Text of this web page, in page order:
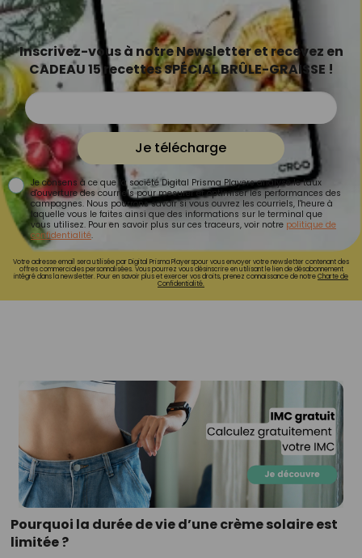
Inscrivez-vous à notre Newsletter et recevez en
CADEAU 15 recettes SPÉCIAL BRÛLE-GRAISSE !
Je télécharge
Je consens à ce que la société Digital Prisma Players analyse le taux
d'ouverture des courriels pour mesurer et optimiser les performances des
campagnes. Nous pourrons savoir si vous ouvrez les courriels, l'heure à
laquelle vous le faites ainsi que des informations sur le terminal que
vous utilisez. Pour en savoir plus sur ces traceurs, voir notre politique de
confidentialité.
Votre adresse email sera utilisée par Digital Prisma Playerspour vous envoyer votre newsletter contenant des
offres commerciales personnalisées. Vous pourrez vous désinscrire en utilisant le lien de désabonnement
intégré dans la newsletter. Pour en savoir plus et exercer vos droits, prenez connaissance de notreCharte de
Confidentialité.
Pourquoi la durée de vie d’une crème solaire est
limitée ?